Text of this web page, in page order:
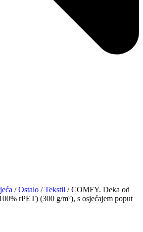
/Ostalo /Tekstil / COMFY. Deka od
rPET) (300 g/m²), s osjećajem poput